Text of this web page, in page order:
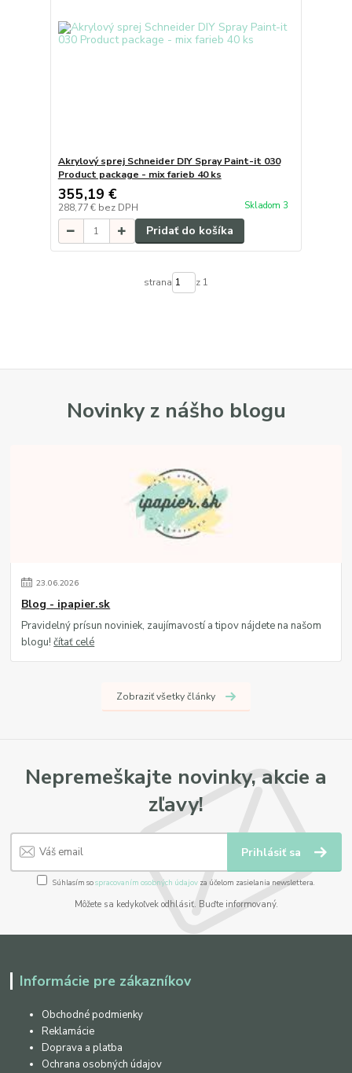
Akrylový sprej Schneider DIY Spray Paint-it 030
Product package - mix farieb 40 ks
355,19 €
288,77 € bez DPH Skladom 3
Pridať do košíka
strana z 1
Novinky z nášho blogu
23.06.2026
Blog - ipapier.sk
Pravidelný prísun noviniek, zaujímavostí a tipov nájdete na našom
blogu!čítať celé
Zobraziť všetky články
Nepremeškajte novinky, akcie a
zľavy!
Prihlásiť sa
Súhlasím sospracovaním osobných údajov za účelom zasielania newslettera.
Môžete sa kedykoľvek odhlásiť. Buďte informovaný.
Informácie pre zákazníkov
Obchodné podmienky
Reklamácie
Doprava a platba
Ochrana osobných údajov